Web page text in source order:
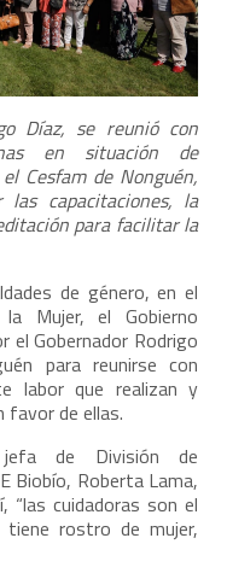
Díaz, se reunió con
en situación de
Cesfam de Nonguén,
las capacitaciones, la
para facilitar la
de género, en el
Mujer, el Gobierno
el Gobernador Rodrigo
para reunirse con
labor que realizan y
de ellas.
de División de
Biobío, Roberta Lama,
“las cuidadoras son el
rostro de mujer,